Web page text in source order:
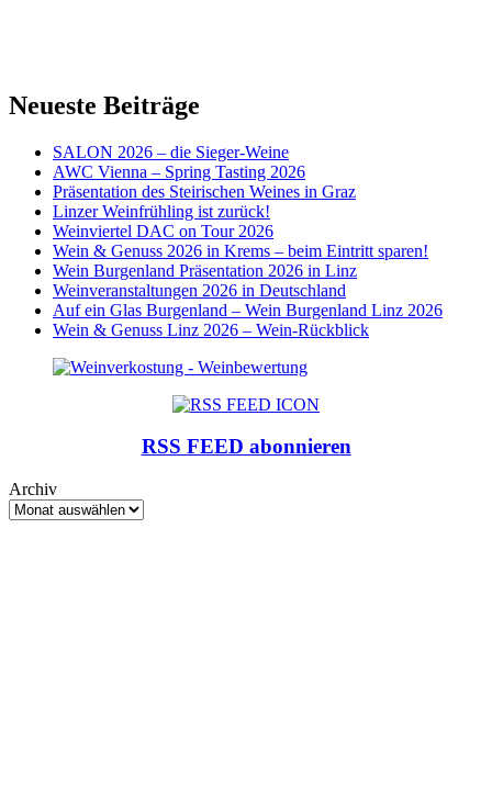
Neueste Beiträge
SALON 2026 – die Sieger-Weine
AWC Vienna – Spring Tasting 2026
Präsentation des Steirischen Weines in Graz
Linzer Weinfrühling ist zurück!
Weinviertel DAC on Tour 2026
Wein & Genuss 2026 in Krems – beim Eintritt sparen!
Wein Burgenland Präsentation 2026 in Linz
Weinveranstaltungen 2026 in Deutschland
Auf ein Glas Burgenland – Wein Burgenland Linz 2026
Wein & Genuss Linz 2026 – Wein-Rückblick
RSS FEED abonnieren
Archiv